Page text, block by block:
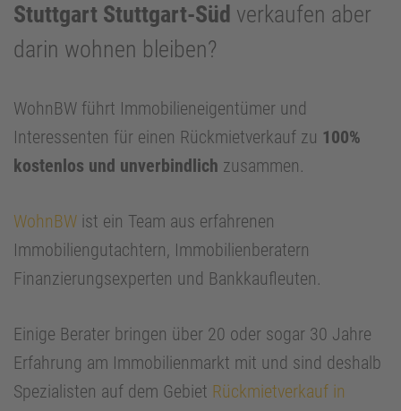
Stuttgart Stuttgart-Süd verkaufen aber
darin wohnen bleiben?
WohnBW führt Immobilieneigentümer und
Interessenten für einen Rückmietverkauf zu 100%
kostenlos und unverbindlich zusammen.
WohnBW ist ein Team aus erfahrenen
Immobiliengutachtern, Immobilienberatern
Finanzierungsexperten und Bankkaufleuten.
Einige Berater bringen über 20 oder sogar 30 Jahre
Erfahrung am Immobilienmarkt mit und sind deshalb
Spezialisten auf dem Gebiet Rückmietverkauf in